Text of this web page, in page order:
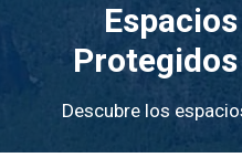
Descubre los